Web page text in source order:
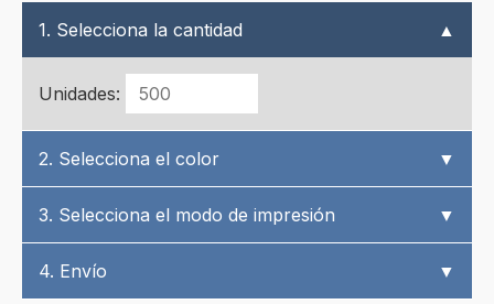
1. Selecciona la cantidad ▲
Unidades:
2. Selecciona el color ▼
3. Selecciona el modo de impresión ▼
4. Envío ▼